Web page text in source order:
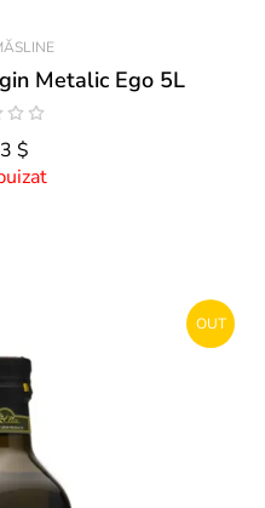
Metalic Ego 5L
$
OUT